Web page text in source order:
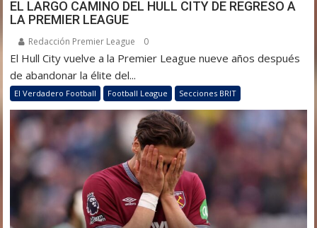
EL LARGO CAMINO DEL HULL CITY DE REGRESO A
LA PREMIER LEAGUE
Redacción Premier League 0
El Hull City vuelve a la Premier League nueve años después
de abandonar la élite del...
El Verdadero Football Football League Secciones BRIT